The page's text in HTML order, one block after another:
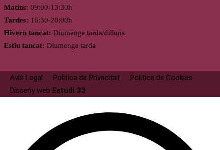
Matins: 09:00-13:30h
Tardes: 16:30-20:00h
Hivern tancat: Diumenge tarda/dilluns
Estiu tancat: Diumenge tarda
Avís Legal Politica de Privacitat
Politica de Cookies
Disseny web Estudi 33